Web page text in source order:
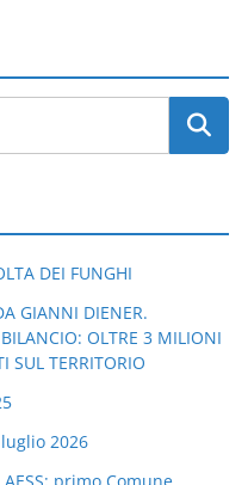
DEI FUNGHI
GIANNI DIENER.
OLTRE 3 MILIONI
SUL TERRITORIO
2026